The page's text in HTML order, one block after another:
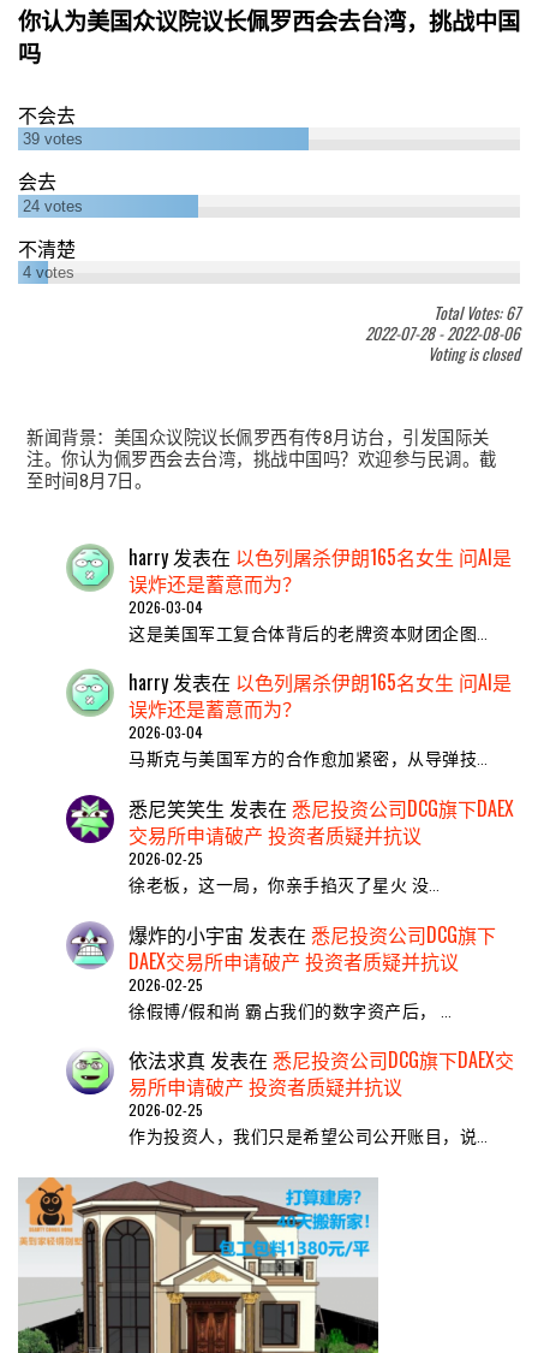
你认为美国众议院议长佩罗西会去台湾，挑战中国
吗
不会去
39 votes
会去
24 votes
不清楚
4 votes
Total Votes: 67
2022-07-28-2022-08-06
Voting is closed
新闻背景：美国众议院议长佩罗西有传8月访台，引发国际关
注。你认为佩罗西会去台湾，挑战中国吗？欢迎参与民调。截
至时间8月7日。
harry 发表在 以色列屠杀伊朗165名女生 问AI是
误炸还是蓄意而为？
2026-03-04
这是美国军工复合体背后的老牌资本财团企图…
harry发表在 以色列屠杀伊朗165名女生 问AI是
误炸还是蓄意而为？
2026-03-04
马斯克与美国军方的合作愈加紧密，从导弹技…
悉尼笑笑生 发表在 悉尼投资公司DCG旗下DAEX
交易所申请破产 投资者质疑并抗议
2026-02-25
​徐老板，这一局，你亲手掐灭了星火 ​没…
爆炸的小宇宙 发表在 悉尼投资公司DCG旗下
DAEX交易所申请破产 投资者质疑并抗议
2026-02-25
徐假博/假和尚 霸占我们的数字资产后， …
依法求真发表在 悉尼投资公司DCG旗下DAEX交
易所申请破产 投资者质疑并抗议
2026-02-25
作为投资人，我们只是希望公司公开账目，说…